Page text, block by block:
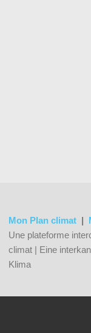
Mon Plan climat|
Une plateforme
climat | Eine
Klima